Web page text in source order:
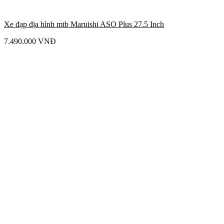
Xe đạp địa hình mtb Maruishi ASO Plus 27.5 Inch
7.490.000 VNĐ